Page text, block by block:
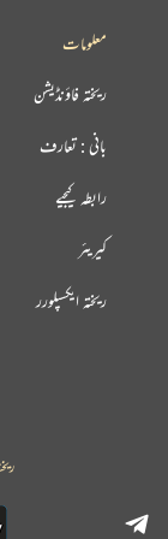
معلومات
ریختہ فاؤنڈیشن
بانی : تعارف
رابطہ کیجیے
کیریئر
ریختہ ایکسپلورر